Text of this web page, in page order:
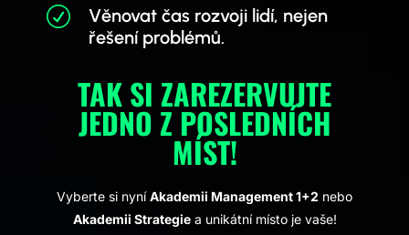
R
Věnovat čas rozvoji lidí, nejen
řešení problémů.
TAK SI ZAREZERVUJTE
JEDNO Z POSLEDNÍCH
MÍST!
Vyberte si nyníAkademii Management 1+2 nebo
Akademii Strategiea unikátní místo je vaše!